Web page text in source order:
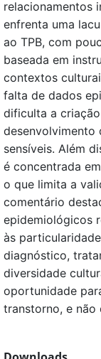
relacionamentos
enfrenta uma
ao TPB, com
baseada em
contextos
falta de dados
dificulta a
desenvolvimento
sensíveis. Além
é concentrada
o que limita a
comentário
epidemiológicos
às
diagnóstico,
diversidade
oportunidade
transtorno, e não